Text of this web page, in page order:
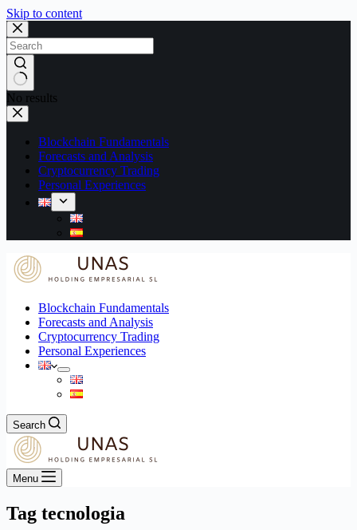
Skip to content
No results
Blockchain Fundamentals
Forecasts and Analysis
Cryptocurrency Trading
Personal Experiences
Blockchain Fundamentals
Forecasts and Analysis
Cryptocurrency Trading
Personal Experiences
Search
Menu
Tag tecnologia